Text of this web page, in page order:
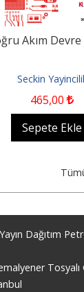
Akım
Seckin
465,00
Sepete Ekle
Dağıtım
Tosyalı